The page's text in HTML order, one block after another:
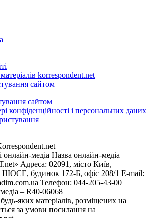
korrespondent.net
сайтом
сайтом
конфіденційності і персональних даних
онлайн-медіа Назва онлайн-медіа –
Адреса: 02091, місто Київ,
будинок 172-Б, офіс 208/1 E-mail:
Телефон: 044-205-43-00
– R40-06068
яких матеріалів, розміщених на
за умови посилання на